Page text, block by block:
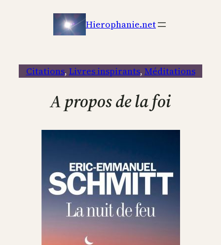
Hierophanie.net
Citations, Livres inspirants, Méditations
A propos de la foi